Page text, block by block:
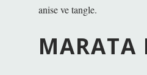
anise ve tangle.
MARATA